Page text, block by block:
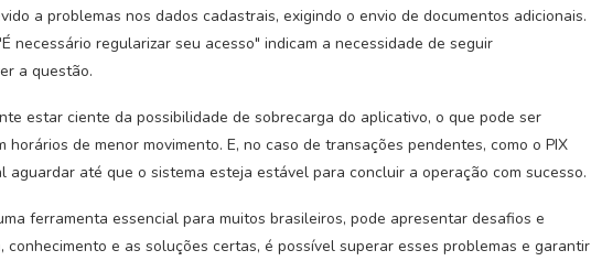
a problemas nos dados cadastrais, exigindo o envio de documentos adicionais.
necessário regularizar seu acesso" indicam a necessidade de seguir
a questão.
estar ciente da possibilidade de sobrecarga do aplicativo, o que pode ser
horários de menor movimento. E, no caso de transações pendentes, como o PIX
aguardar até que o sistema esteja estável para concluir a operação com sucesso.
ferramenta essencial para muitos brasileiros, pode apresentar desafios e
conhecimento e as soluções certas, é possível superar esses problemas e garantir